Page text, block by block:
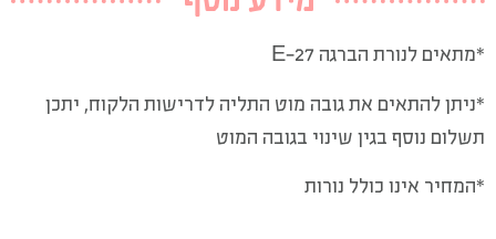
*מתאים לנורת הברגה E-27
*ניתן להתאים את גובה מוט התליה לדרישות הלקוח, יתכן
תשלום נוסף בגין שינוי בגובה המוט
*המחיר אינו כולל נורות